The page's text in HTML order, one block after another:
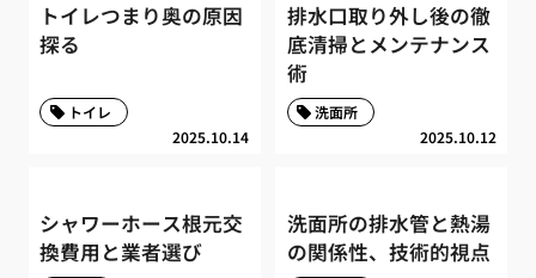
トイレつまり奥の原因
探る
2025.10.14
トイレ
排水口取り外し後の徹
底清掃とメンテナンス
術
2025.10.12
洗面所
シャワーホース根元交
換費用と業者選び
洗面所の排水管と熱湯
の関係性、技術的視点